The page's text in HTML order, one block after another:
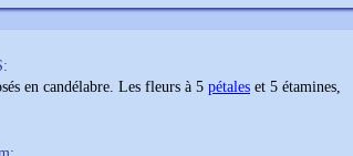
en candélabre. Les fleurs à 5 pétales et 5 étamines,